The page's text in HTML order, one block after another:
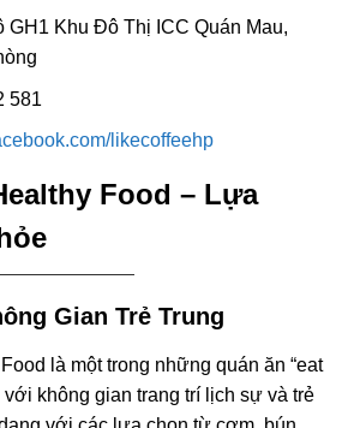
GH1 Khu Đô Thị ICC Quán Mau,
581
likecoffeehp
Food – Lựa
Gian Trẻ Trung
là một trong những quán ăn “eat
không gian trang trí lịch sự và trẻ